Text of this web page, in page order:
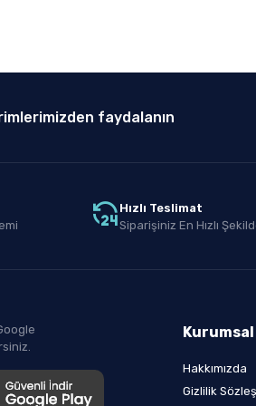
faydalanın
Hızlı Teslimat
Siparişiniz En Hızlı
Kurumsal
Hakkımızda
Gizlilik